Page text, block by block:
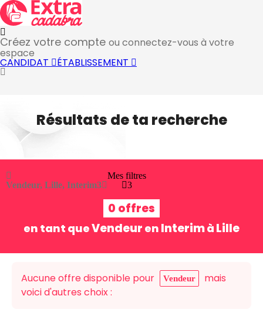
Créez votre compte ou connectez-vous à votre
espace
CANDIDAT ÉTABLISSEMENT
Résultats de ta recherche
Vendeur, Lille, Interim3
Mes filtres
3
0 offres
en tant queVendeur en Interimà Lille
Aucune offre disponible pour Vendeur
mais
voici d'autres choix :